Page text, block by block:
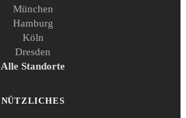
München
Hamburg
Köln
Dresden
Alle Standorte
NÜTZLICHES